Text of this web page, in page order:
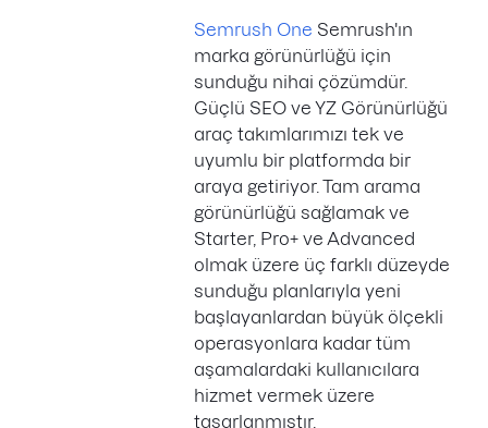
Semrush One Semrush'ın
marka görünürlüğü için
sunduğu nihai çözümdür.
Güçlü SEO ve YZ Görünürlüğü
araç takımlarımızı tek ve
uyumlu bir platformda bir
araya getiriyor. Tam arama
görünürlüğü sağlamak ve
Starter, Pro+ ve Advanced
olmak üzere üç farklı düzeyde
sunduğu planlarıyla yeni
başlayanlardan büyük ölçekli
operasyonlara kadar tüm
aşamalardaki kullanıcılara
hizmet vermek üzere
tasarlanmıştır.